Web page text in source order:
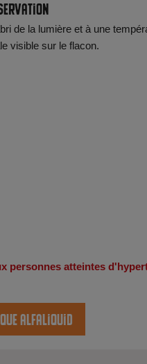
de la lumière et à une
visible sur le flacon.
personnes atteintes
Alfaliquid